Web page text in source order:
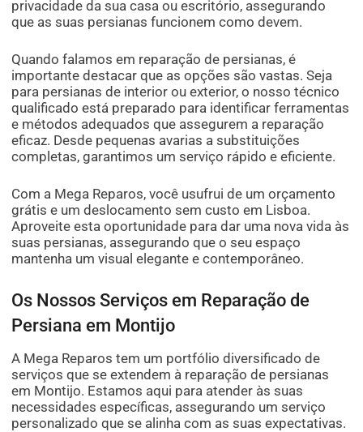
privacidade da sua casa ou escritório, assegurando
que as suas persianas funcionem como devem.
Quando falamos em reparação de persianas, é
importante destacar que as opções são vastas. Seja
para persianas de interior ou exterior, o nosso técnico
qualificado está preparado para identificar ferramentas
e métodos adequados que assegurem a reparação
eficaz. Desde pequenas avarias a substituições
completas, garantimos um serviço rápido e eficiente.
Com a Mega Reparos, você usufrui de um orçamento
grátis e um deslocamento sem custo em Lisboa.
Aproveite esta oportunidade para dar uma nova vida às
suas persianas, assegurando que o seu espaço
mantenha um visual elegante e contemporâneo.
Os Nossos Serviços em Reparação de
Persiana em Montijo
A Mega Reparos tem um portfólio diversificado de
serviços que se extendem à reparação de persianas
em Montijo. Estamos aqui para atender às suas
necessidades específicas, assegurando um serviço
personalizado que se alinha com as suas expectativas.